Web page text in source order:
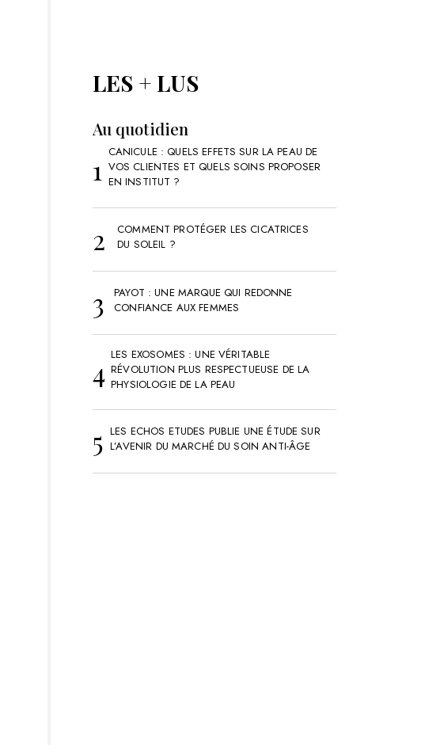
LES + LUS
Au quotidien
CANICULE : QUELS EFFETS SUR LA PEAU DE
VOS CLIENTES ET QUELS SOINS PROPOSER
EN INSTITUT ?
COMMENT PROTÉGER LES CICATRICES
DU SOLEIL ?
PAYOT : UNE MARQUE QUI REDONNE
CONFIANCE AUX FEMMES
LES EXOSOMES : UNE VÉRITABLE
RÉVOLUTION PLUS RESPECTUEUSE DE LA
PHYSIOLOGIE DE LA PEAU
LES ECHOS ETUDES PUBLIE UNE ÉTUDE SUR
L’AVENIR DU MARCHÉ DU SOIN ANTI-ÂGE